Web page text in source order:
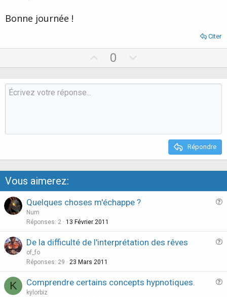
Bonne journée !
Citer
p
v
0
o
w
t
Répondre
Vous aimerez:
Quelques choses m'échappe ?
Num
Réponses 2 13 Février 2011
De la difficulté de l'interprétation des rêves
of_fo
Réponses 29 23 Mars 2011
K Comprendre certains concepts hypnotiques.
kylorbiz